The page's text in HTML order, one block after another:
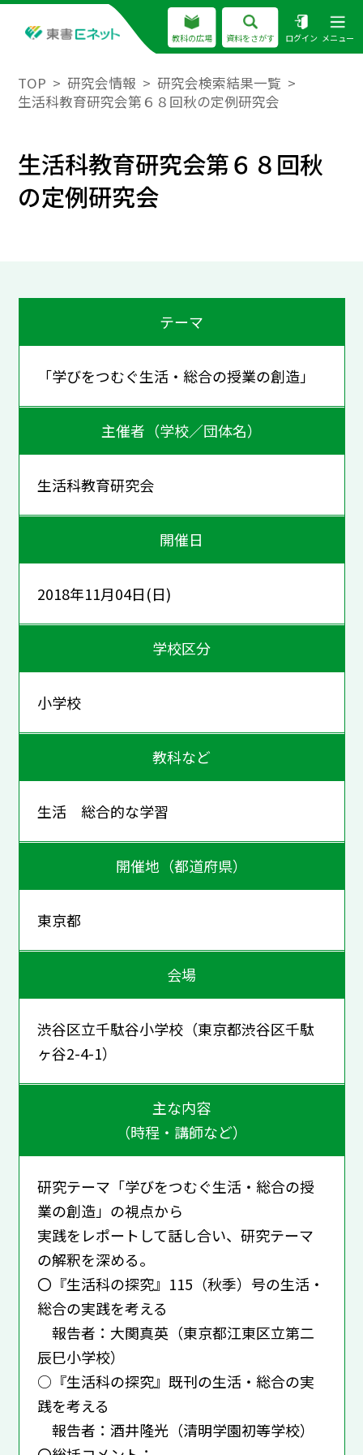
教科の広場 資料をさがす ログイン メニュー
TOP 研究会情報
研究会検索結果一覧
生活科教育研究会第６８回秋の定例研究会
生活科教育研究会第６８回秋
の定例研究会
テーマ
「学びをつむぐ生活・総合の授業の創造」
主催者（学校／団体名）
生活科教育研究会
開催日
2018年11月04日(日)
学校区分
小学校
教科など
生活 総合的な学習
開催地（都道府県）
東京都
会場
渋谷区立千駄谷小学校（東京都渋谷区千駄
ヶ谷2-4-1）
主な内容
（時程・講師など）
研究テーマ「学びをつむぐ生活・総合の授
業の創造」の視点から
実践をレポートして話し合い、研究テーマ
の解釈を深める。
〇『生活科の探究』115（秋季）号の生活・
総合の実践を考える
報告者：大関真英（東京都江東区立第二
辰巳小学校）
○『生活科の探究』既刊の生活・総合の実
践を考える
報告者：酒井隆光（清明学園初等学校）